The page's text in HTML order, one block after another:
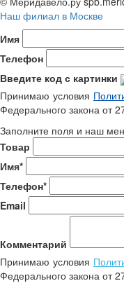
Наш филиал в Москве
Имя
Телефон
Введите код с картинки
Принимаю условия
Федерального закона от
Заполните поля и наш
Товар
Имя*
Телефон*
Email
Комментарий
Принимаю условия
Федерального закона от